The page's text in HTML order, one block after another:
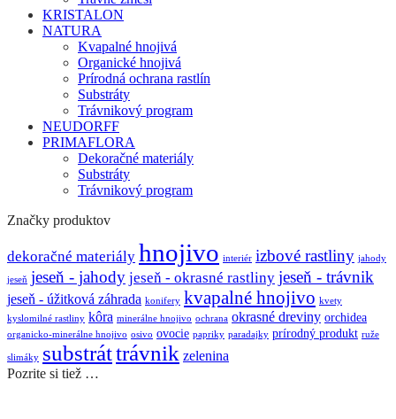
KRISTALON
NATURA
Kvapalné hnojivá
Organické hnojivá
Prírodná ochrana rastlín
Substráty
Trávnikový program
NEUDORFF
PRIMAFLORA
Dekoračné materiály
Substráty
Trávnikový program
Značky produktov
dekoračné materiály hnojivo interiér izbové rastliny jahody
jeseň jeseň - jahody jeseň - okrasné rastliny jeseň - trávnik
jeseň - úžitková záhrada konifery kvapalné hnojivo kvety
kyslomilné rastliny kôra minerálne hnojivo ochrana okrasné dreviny orchidea
organicko-minerálne hnojivo osivo ovocie papriky paradajky prírodný produkt ruže
slimáky substráttrávnik zelenina
Pozrite si tiež …